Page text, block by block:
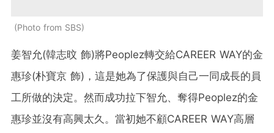
Photo from SBS
姜智允(韓志旼 飾)將Peoplez轉交給CAREER WAY的金
惠珍(朴寶京 飾)，這是她為了保護與自己一同成長的員
工所做的決定。然而成功拉下智允、奪得Peoplez的金
惠珍並沒有高興太久。當初她不顧CAREER WAY高層